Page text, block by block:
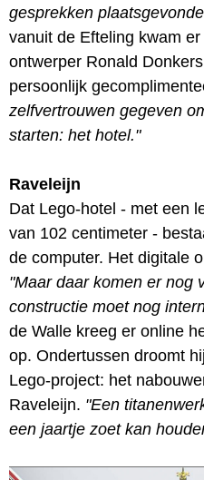
gesprekken
vanuit de Efteling kwam
ontwerper Ronald
persoonlijk
zelfvertrouwen gegeven
starten: het hotel."
Raveleijn
Dat Lego-hotel - met een
van 102 centimeter -
de computer. Het digitale
"Maar daar komen er nog
constructie moet nog
de Walle kreeg er online
op. Ondertussen droomt
Lego-project: het
Raveleijn. "Een
een jaartje zoet kan